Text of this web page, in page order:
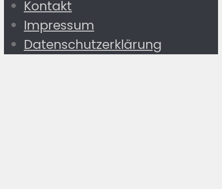
Kontakt
Impressum
Datenschutzerklärung